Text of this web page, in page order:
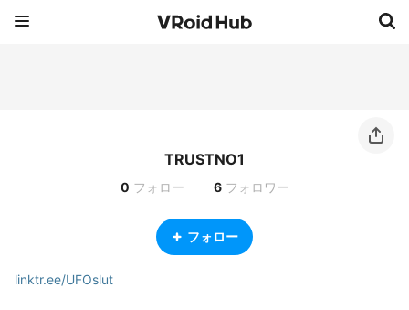
TRUSTNO1
0 フォロー 6 フォロワー
フォロー
linktr.ee/UFOslut